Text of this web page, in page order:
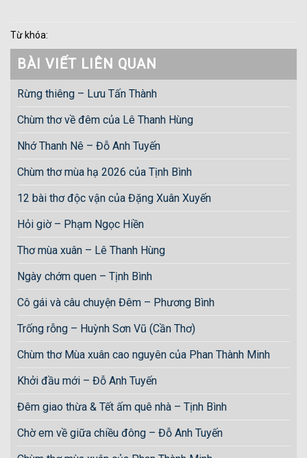
Từ khóa:
BÀI VIẾT LIÊN QUAN
Rừng thiêng – Lưu Tấn Thành
Chùm thơ về đêm của Lê Thanh Hùng
Nhớ Thanh Nê – Đỗ Anh Tuyến
Chùm thơ mùa hạ 2026 của Tịnh Bình
12 bài thơ độc vận của Đặng Xuân Xuyến
Hỏi giờ – Phạm Ngọc Hiền
Thơ mùa xuân – Lê Thanh Hùng
Ngày chớm quen – Tịnh Bình
Cô gái và câu chuyện Đêm – Phương Bình
Trống rỗng – Huỳnh Sơn Vũ (Cần Thơ)
Chùm thơ Mùa xuân cao nguyên của Phan Thành Minh
Khởi đầu mới – Đỗ Anh Tuyến
Đêm giao thừa & Tết ấm quê nhà – Tịnh Bình
Chờ em về giữa chiều đông – Đỗ Anh Tuyến